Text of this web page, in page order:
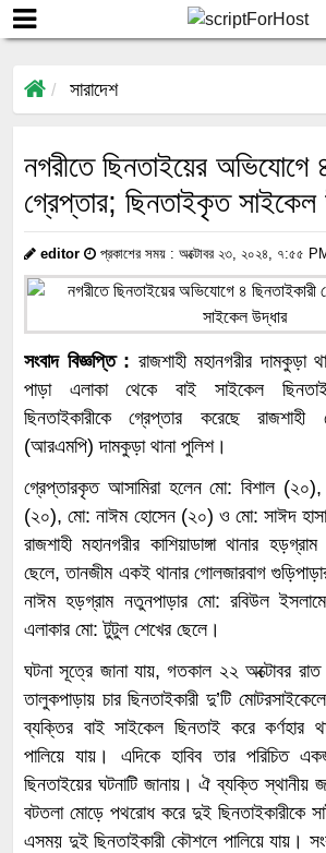
সারাদেশ
নগরীতে ছিনতাইয়ের অভিযোগে
গ্রেপ্তার; ছিনতাইকৃত সাইকেল
editor প্রকাশের সময় : অক্টোবর ২৩, ২০২৪, ৭:৫৫
সংবাদ বিজ্ঞপ্তি : রাজশাহী মহানগরীর দামকুড়া
পাড়া এলাকা থেকে বাই সাইকেল
ছিনতাইকারীকে গ্রেপ্তার করেছে রাজশাহী
(আরএমপি) দামকুড়া থানা পুলিশ।
গ্রেপ্তারকৃত আসামিরা হলেন মো: বিশাল
(২০), মো: নাঈম হোসেন (২০) ও মো: সাঈদ
রাজশাহী মহানগরীর কাশিয়াডাঙ্গা থানার
ছেলে, তানজীম একই থানার গোলজারবাগ
নাঈম হড়গ্রাম নতুনপাড়ার মো: রবিউল
এলাকার মো: টুটুল শেখের ছেলে।
ঘটনা সূত্রে জানা যায়, গতকাল ২২ অক্টোবর রাত
তালুকপাড়ায় চার ছিনতাইকারী দু’টি
ব্যক্তির বাই সাইকেল ছিনতাই করে কর্ণহার
পালিয়ে যায়। এদিকে হাবিব তার পরিচিত
ছিনতাইয়ের ঘটনাটি জানায়। ঐ ব্যক্তি স্থানীয়
বটতলা মোড়ে পথরোধ করে দুই ছিনতাইকারীকে
এসময় দুই ছিনতাইকারী কৌশলে পালিয়ে যায়।